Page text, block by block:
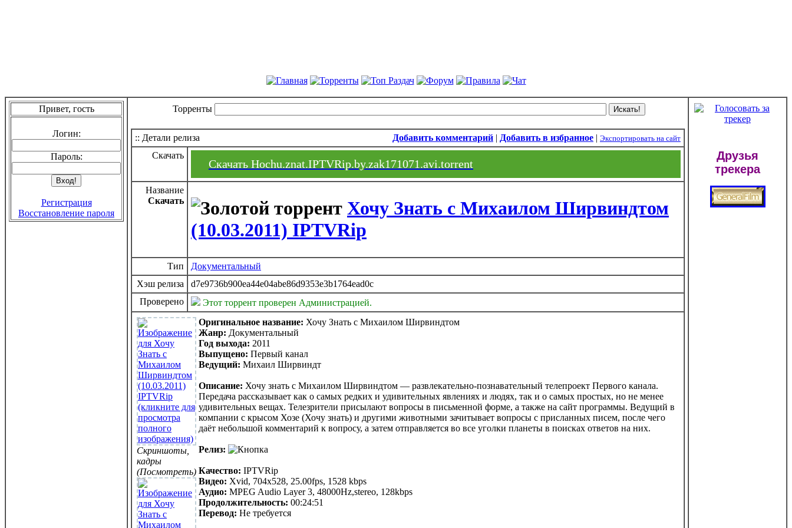
Привет, гость
Логин:
Пароль:
Регистрация
Восстановление пароля
Торренты
:: Детали релиза Добавить комментарий | Добавить в избранное | Экспортировать на сайт
Скачать
Скачать Hochu.znat.IPTVRip.by.zak171071.avi.torrent
Название
Скачать
Хочу Знать с Михаилом Ширвиндтом
(10.03.2011) IPTVRip
Тип
Документальный
Хэш релиза
d7e9736b900ea44e04abe86d9353e3b1764ead0c
Проверено
Этот торрент проверен Администрацией.
Скриншоты,
кадры
(Посмотреть)
Оригинальное название: Хочу Знать с Михаилом Ширвиндтом
Жанр: Документальный
Год выхода: 2011
Выпущено: Первый канал
Ведущий: Михаил Ширвиндт
Описание: Хочу знать с Михаилом Ширвиндтом — развлекательно-познавательный телепроект Первого канала.
Передача рассказывает как о самых редких и удивительных явлениях и людях, так и о самых простых, но не менее
удивительных вещах. Телезрители присылают вопросы в письменной форме, а также на сайт программы. Ведущий в
компании с крысом Хозе (Хочу знать) и другими животными зачитывает вопросы с присланных писем, после чего
даёт небольшой комментарий к вопросу, а затем отправляется во все уголки планеты в поисках ответов на них.
Релиз:
Качество: IPTVRip
Видео: Xvid, 704x528, 25.00fps, 1528 kbps
Аудио: MPEG Audio Layer 3, 48000Hz,stereo, 128kbps
Продолжительность: 00:24:51
Перевод: Не требуется
Друзья
трекера